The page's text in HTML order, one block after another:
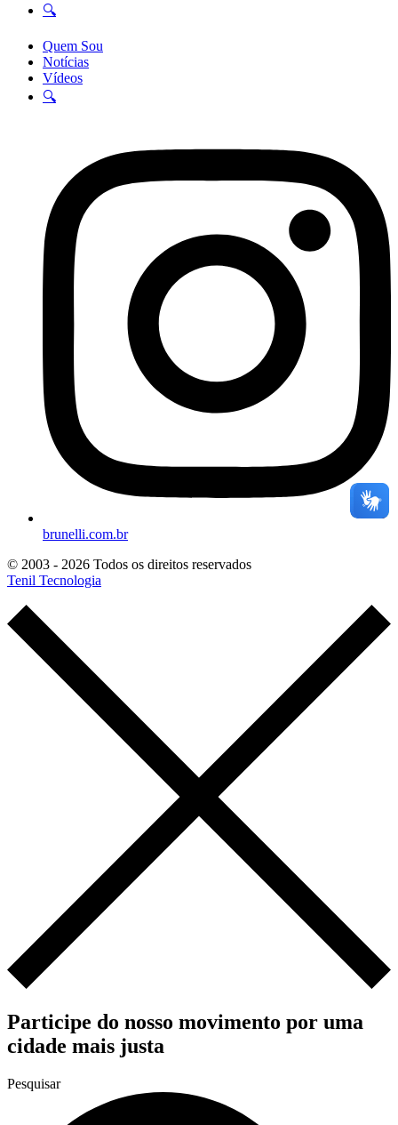
🔍
Quem Sou
Notícias
Vídeos
🔍
brunelli.com.br
© 2003 - 2026 Todos os direitos reservados
Tenil Tecnologia
Participe do nosso movimento por uma
cidade mais justa
Pesquisar